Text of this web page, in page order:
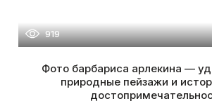
919
Фото барбариса арлекина —
природные пейзажи и